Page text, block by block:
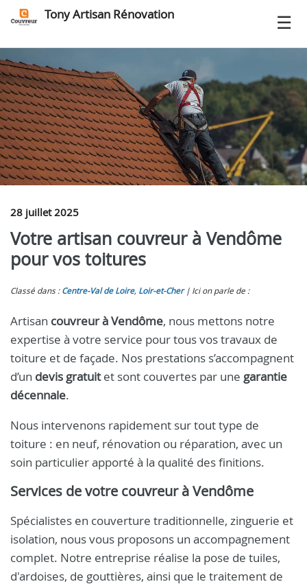
Tony Artisan Rénovation
28 juillet 2025
Votre artisan couvreur à Vendôme
pour vos toitures
Classé dans : Centre-Val de Loire, Loir‑et‑Cher Ici on parle de :
Artisan couvreur à Vendôme, nous mettons notre
expertise à votre service pour tous vos travaux de
toiture et de façade. Nos prestations s’accompagnent
d’un devis gratuitet sont couvertes par une garantie
décennale.
Nous intervenons rapidement sur tout type de
toiture : en neuf, rénovation ou réparation, avec un
soin particulier apporté à la qualité des finitions.
Services de votre couvreur à Vendôme
Spécialistes en couverture traditionnelle, zinguerie et
isolation, nous vous proposons un accompagnement
complet. Notre entreprise réalise la pose de tuiles,
d'ardoises, de gouttières, ainsi que le traitement de